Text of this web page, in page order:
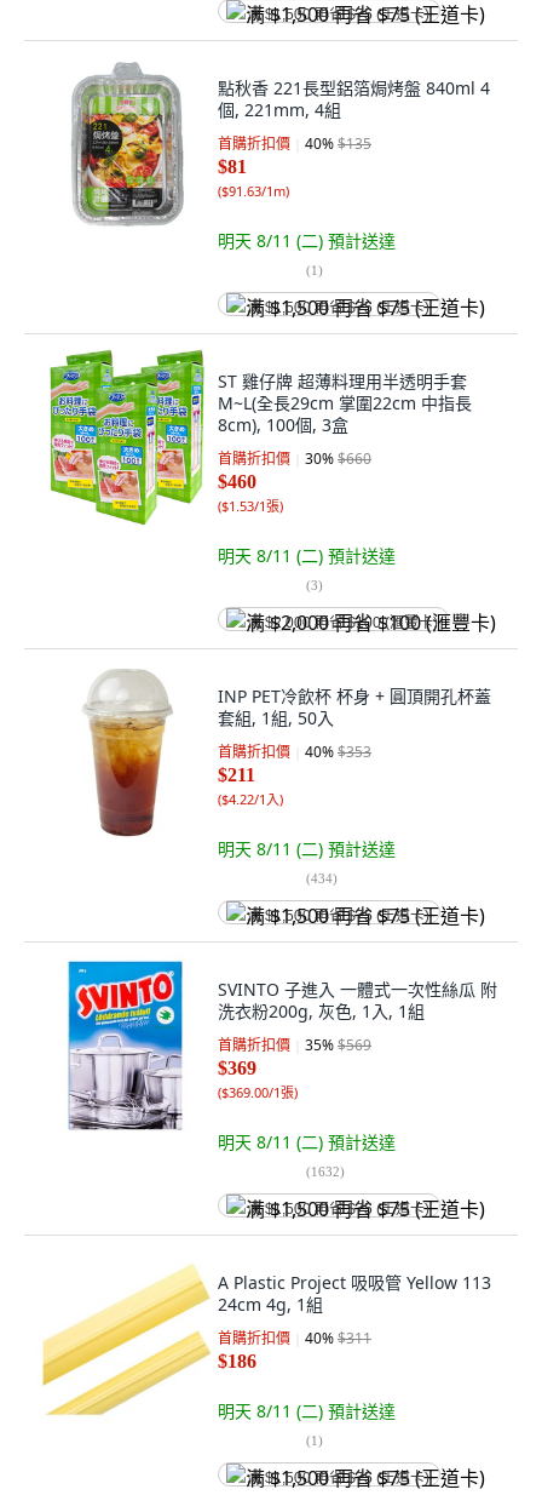
满 $1,500 再省 $75 (王道卡)
點秋香 221長型鋁箔焗烤盤 840ml 4
個, 221mm, 4組
首購折扣價 40%$135
$81
($91.63/1m)
明天 8/11 (二) 預計送達
(1)
满 $1,500 再省 $75 (王道卡)
ST 雞仔牌 超薄料理用半透明手套
M~L(全長29cm 掌圍22cm 中指長
8cm), 100個, 3盒
首購折扣價 30%$660
$460
($1.53/1張)
明天 8/11 (二) 預計送達
(3)
满 $2,000 再省 $100 (滙豐卡)
INP PET冷飲杯 杯身 + 圓頂開孔杯蓋
套組, 1組, 50入
首購折扣價 40%$353
$211
($4.22/1入)
明天 8/11 (二) 預計送達
(434)
满 $1,500 再省 $75 (王道卡)
SVINTO 子進入 一體式一次性絲瓜 附
洗衣粉200g, 灰色, 1入, 1組
首購折扣價 35%$569
$369
($369.00/1張)
明天 8/11 (二) 預計送達
(1632)
满 $1,500 再省 $75 (王道卡)
A Plastic Project 吸吸管 Yellow 113
24cm 4g, 1組
首購折扣價 40%$311
$186
明天 8/11 (二) 預計送達
(1)
满 $1,500 再省 $75 (王道卡)